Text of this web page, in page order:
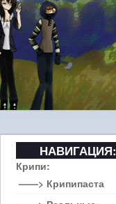
НАВИГАЦИЯ:
Крипи:
——> Крипипаста